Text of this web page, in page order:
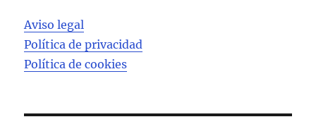
Aviso legal
Política de privacidad
Política de cookies